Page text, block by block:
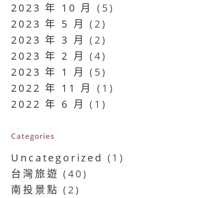
2023 年 10 月 (5)
2023 年 5 月 (2)
2023 年 3 月 (2)
2023 年 2 月 (4)
2023 年 1 月 (5)
2022 年 11 月 (1)
2022 年 6 月 (1)
Categories
Uncategorized (1)
台灣旅遊 (40)
南投景點 (2)